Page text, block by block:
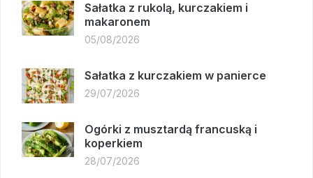
Sałatka z rukolą, kurczakiem i
makaronem
05/08/2026
Sałatka z kurczakiem w panierce
29/07/2026
Ogórki z musztardą francuską i
koperkiem
28/07/2026